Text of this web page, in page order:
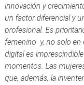
innovación y
un factor diferencial y
profesional. Es
femenino y, no solo en
digital es
momentos. Las
que, además, la